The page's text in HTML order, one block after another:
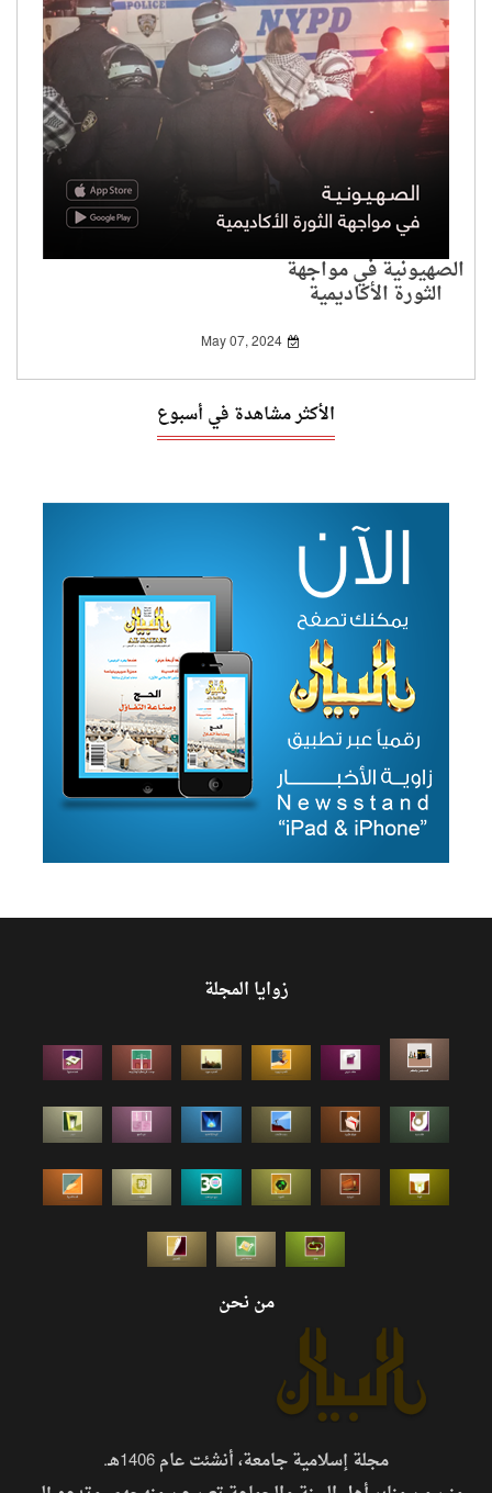
الصهيونية في مواجهة
الثورة الأكاديمية
May 07, 2024
الأكثر مشاهدة في أسبوع
زوايا المجلة
من نحن
مجلة إسلامية جامعة، أنشئت عام 1406هـ.